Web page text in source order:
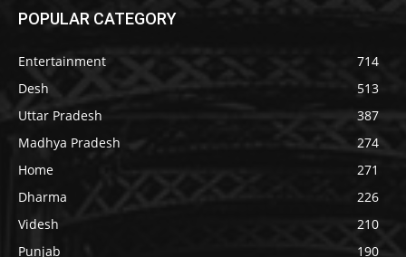
POPULAR CATEGORY
Entertainment
714
Desh
513
Uttar Pradesh
387
Madhya Pradesh
274
Home
271
Dharma
226
Videsh
210
Punjab
190